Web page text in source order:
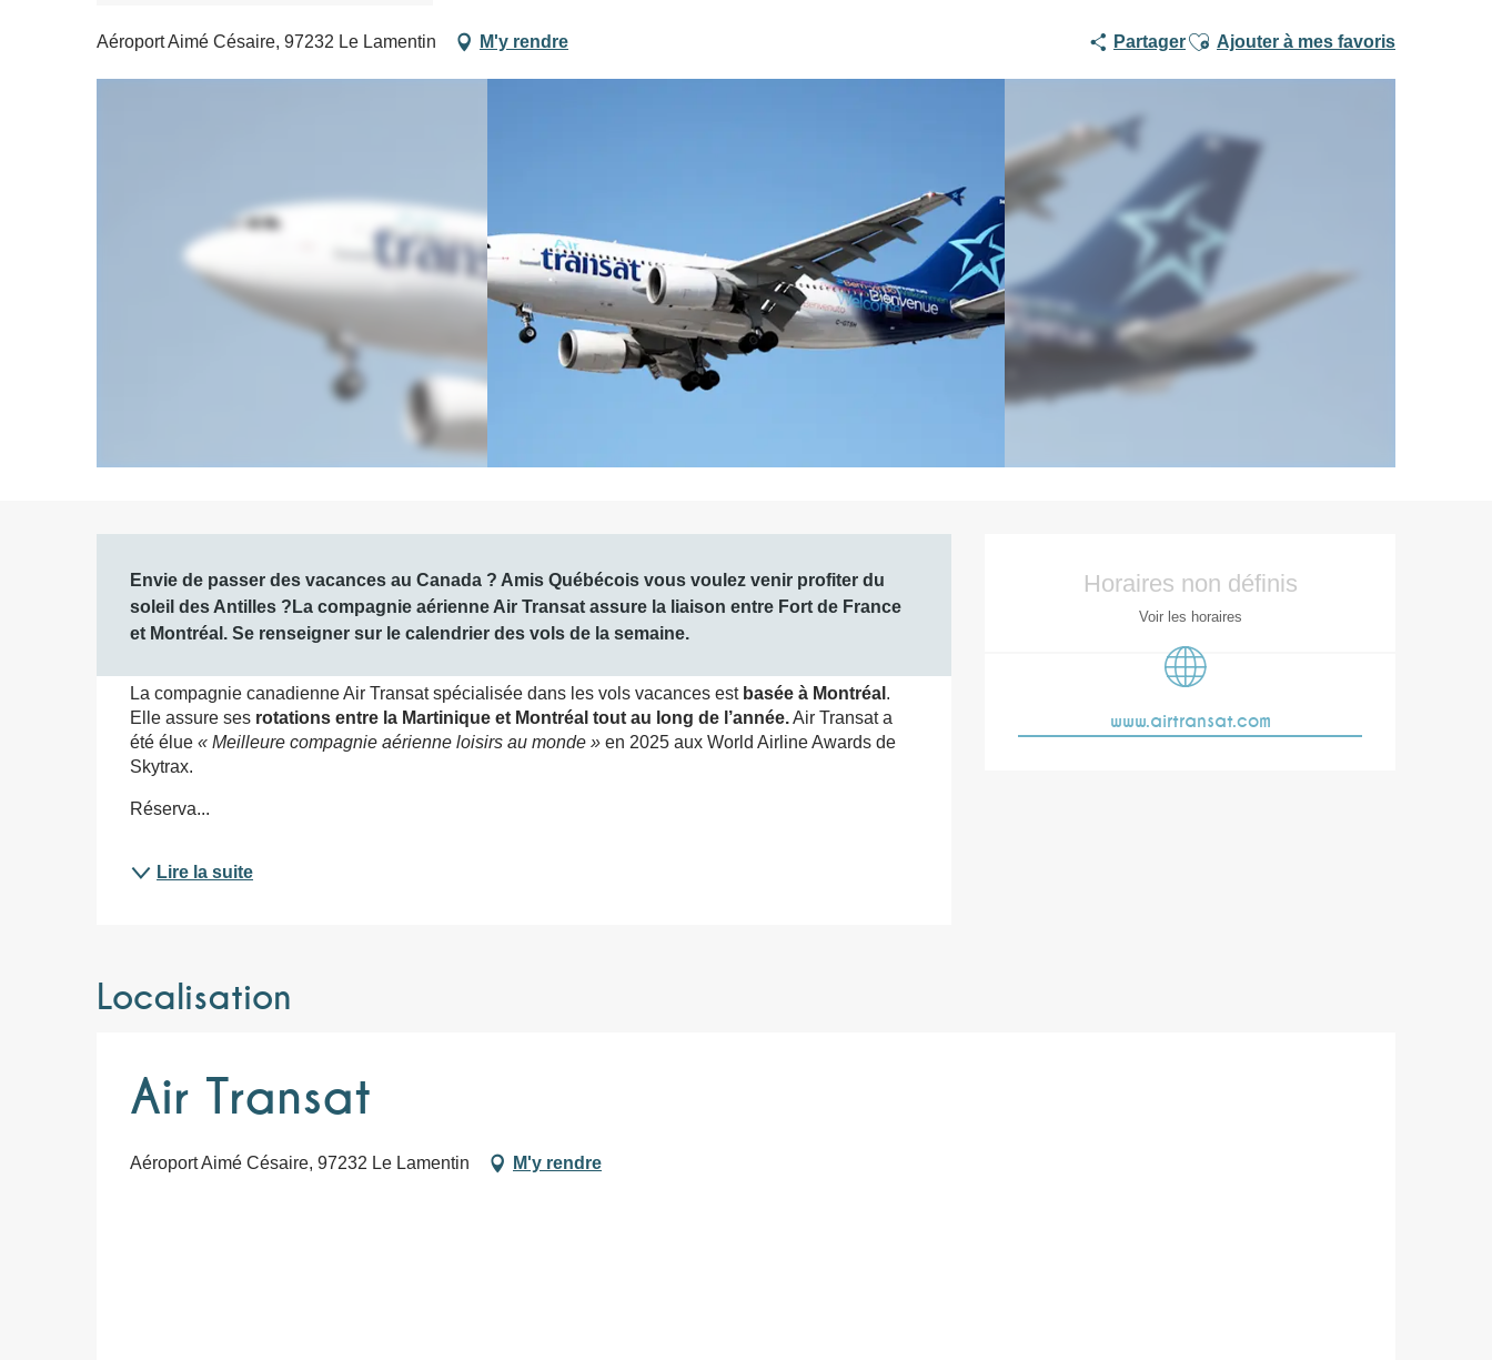
Aéroport Aimé Césaire, 97232 Le Lamentin M'y rendre PartagerAjouter aux favoris
Ajouter à mes favoris
Ouverture et
Horaires non définis
Voir les horaires
www.airtransat.com
Description
Envie de passer des vacances au Canada ? Amis Québécois vous voulez venir profiter du
soleil des Antilles ?La compagnie aérienne Air Transat assure la liaison entre Fort de France
et Montréal. Se renseigner sur le calendrier des vols de la semaine.
La compagnie canadienne Air Transat spécialisée dans les vols vacances est basée à Montréal .
Elle assure ses rotations entre la Martinique et Montréal tout au long de l’année. Air Transat a
été élue « Meilleure compagnie aérienne loisirs au monde » en 2025 aux World Airline Awards de
Skytrax.
Réserva...
Lire la suite
Localisation
Air Transat
Aéroport Aimé Césaire, 97232 Le Lamentin M'y rendre